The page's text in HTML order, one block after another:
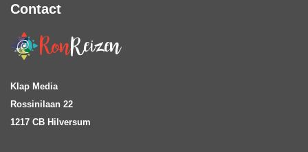
Contact
Klap Media
Rossinilaan 22
1217 CB Hilversum